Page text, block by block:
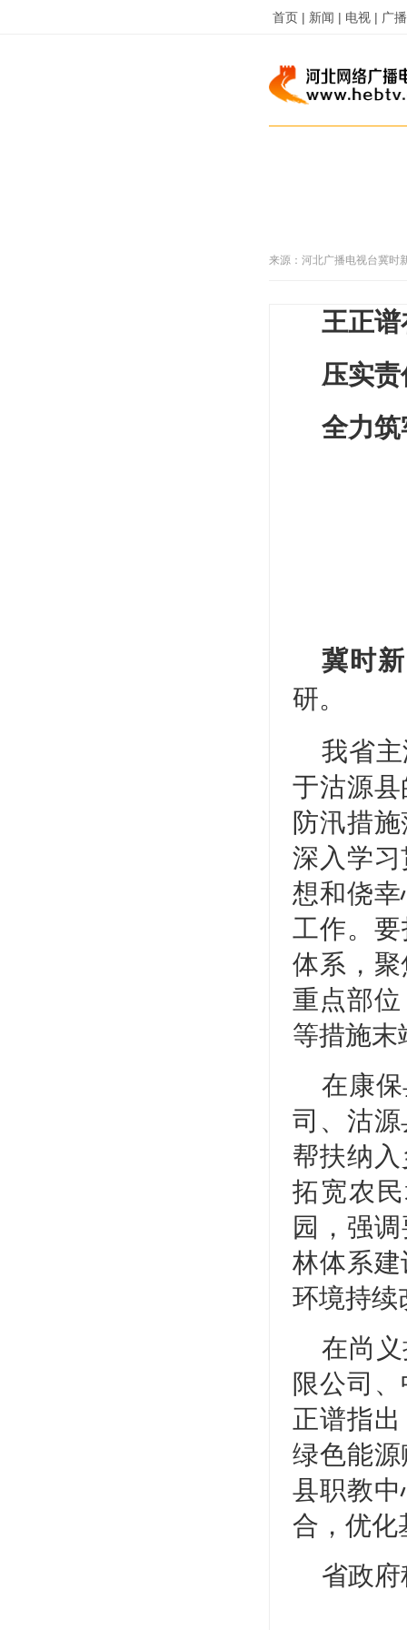
首页 | 新闻 | 电视 | 广
来源： 河北广播电视台冀时
王正
压实
全力
冀时
研。
我省
于沽源
防汛措
深入学
想和侥
工作。
体系，
重点部
等措施末
在康
司、沽
帮扶纳
拓宽农
园，强
林体系
环境持续
在尚
限公司
正谱指
绿色能
县职教
合，优化
省政